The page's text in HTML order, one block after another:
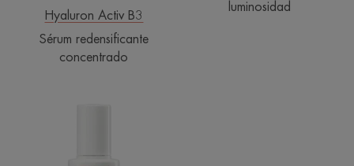
Hyaluron Activ B3
Sérum redensificante
concentrado
luminosidad